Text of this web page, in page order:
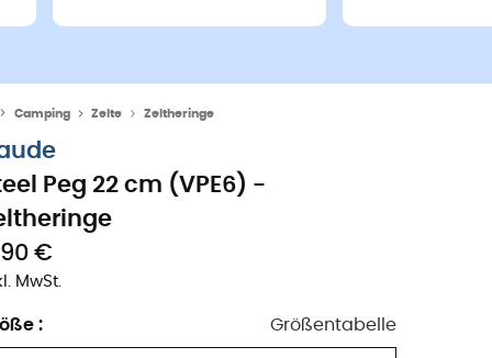
Camping Zelte Zeltheringe
Peg 22 cm (VPE6) -
€
MwSt.
: Größentabelle